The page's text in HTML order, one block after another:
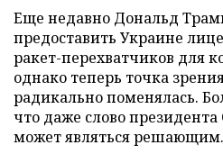
Еще недавно Дональд
предоставить Украине
ракет-перехватчиков для
однако теперь точка
радикально поменялась.
что даже слово
может являться